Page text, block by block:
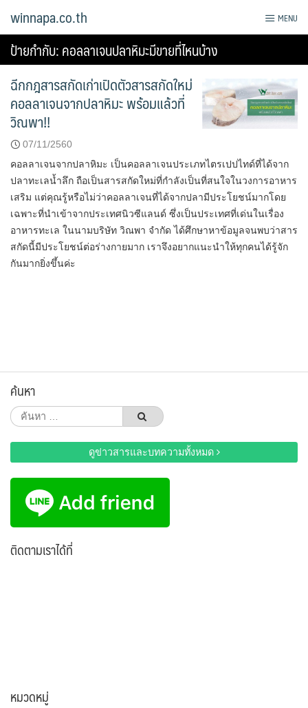
winnapa.co.th MENU
ป้ายกำกับ:คอลลาเจนปลาหิมะมีขายที่ไหนบ้าง
ฉีกกฎสารสกัดเก่าเปิดตัวสารสกัดใหม่
คอลลาเจนจากปลาหิมะ พร้อมแล้วที่
วิณพา!!
07/11/2560
คอลลาเจนจากปลาหิมะ เป็นคอลลาเจนประเภทไตรเปปไทด์ที่ได้จาก
ปลาทะเลน้ำลึก ถือเป็นสารสกัดใหม่ที่กำลังเป็นที่สนใจในวงการอาหาร
เสริม แต่คุณรู้หรือไม่ว่าคอลลาเจนที่ได้จากปลามีประโยชน์มากโดย
เฉพาะที่นำเข้าจากประเทศนิวซีแลนด์ ซึ่งเป็นประเทศที่เด่นในเรื่อง
อาหารทะเล ในนามบริษัท วิณพา จำกัด ได้ศึกษาหาข้อมูลจนพบว่าสาร
สกัดนี้มีประโยชน์ต่อร่างกายมาก เราจึงอยากแนะนำให้ทุกคนได้รู้จัก
กันมากยิ่งขึ้นค่ะ
ค้นหา
ค้นหา
สำหรับ:
ดูข่าวสารและบทความทั้งหมด
ติดตามเราได้ที่
หมวดหมู่